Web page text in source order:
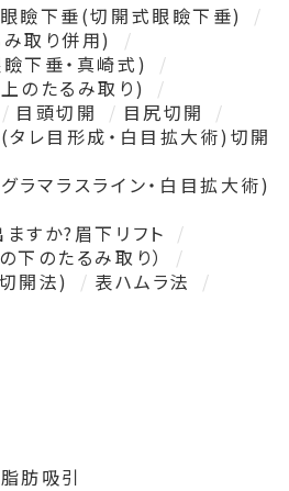
眼瞼下垂(切開式眼瞼下垂)
取り併用)
下垂・真崎式)
のたるみ取り)
目頭切開
目尻切開
タレ目形成・白目拡大術)切開
ラマラスライン・白目拡大術)
すか?眉下リフト
下のたるみ取り）
開法)
表ハムラ法
肪吸引